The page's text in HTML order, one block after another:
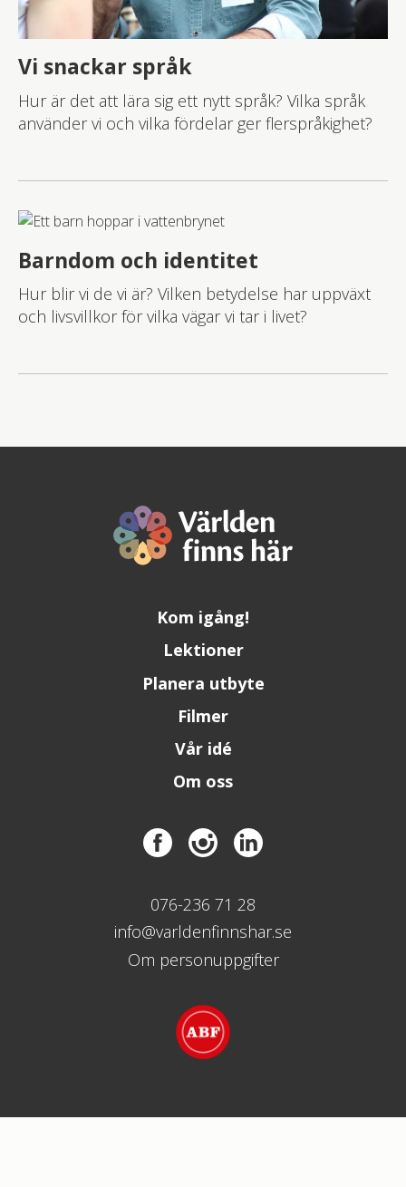
Vi snackar språk
Hur är det att lära sig ett nytt språk? Vilka språk
använder vi och vilka fördelar ger flerspråkighet?
Barndom och identitet
Hur blir vi de vi är? Vilken betydelse har uppväxt
och livsvillkor för vilka vägar vi tar i livet?
Kom igång!
Lektioner
Planera utbyte
Filmer
Vår idé
Om oss
076-236 71 28
info@varldenfinnshar.se
Om personuppgifter